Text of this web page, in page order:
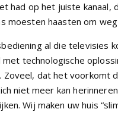
had op het juiste kanaal,
moesten haasten om
al die televisies
technologische
Zoveel, dat het voorkomt
niet meer kan
Wij maken uw huis